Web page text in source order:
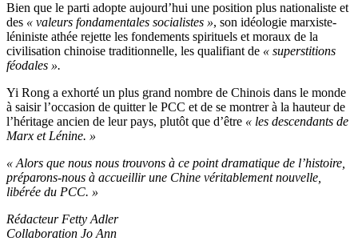
Bien que le parti adopte aujourd’hui une position plus nationaliste et
des « valeurs fondamentales socialistes », son idéologie marxiste-
léniniste athée rejette les fondements spirituels et moraux de la
civilisation chinoise traditionnelle, les qualifiant de « superstitions
féodales ».
Yi Rong a exhorté un plus grand nombre de Chinois dans le monde
à saisir l’occasion de quitter le PCC et de se montrer à la hauteur de
l’héritage ancien de leur pays, plutôt que d’être « les descendants de
Marx et Lénine. »
« Alors que nous nous trouvons à ce point dramatique de l’histoire,
préparons-nous à accueillir une Chine véritablement nouvelle,
libérée du PCC. »
Rédacteur Fetty Adler
Collaboration Jo Ann